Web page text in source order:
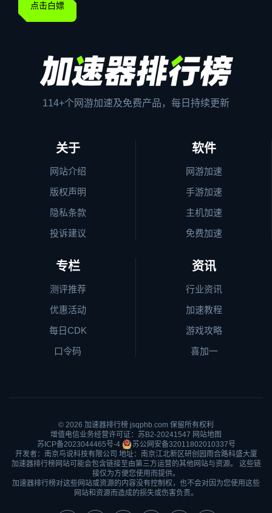
点击白嫖
114+个网游加速及免费产品，每日持续更新
关于
网站介绍
版权声明
隐私条款
投诉建议
软件
网游加速
手游加速
主机加速
免费加速
专栏
测评推荐
优惠活动
每日CDK
口令码
资讯
行业资讯
加速教程
游戏攻略
喜加一
© 2026 加速器排行榜 jsqphb.com 保留所有权利
增值电信业务经营许可证：苏B2-20241547 网站地图
苏ICP备2023044465号-4
苏公网安备32011802010337号
开发者：南京鸟说科技有限公司 地址：南京江北新区研创园雨合路科盛大厦
加速器排行榜网站可能会包含链接至由第三方运营的其他网站与资源。 这些链
接仅为方便您使用而提供。
加速器排行榜对这些网站或资源的内容没有控制权，也不会对因为您使用这些
网站和资源而造成的损失或伤害负责。